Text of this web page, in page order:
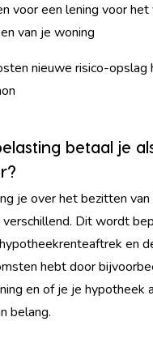
voor een lening voor
van je woning
nieuwe risico-opslag
betaal je
je over het bezitten van
Dit wordt
en
hebt door
en of je je hypotheek
belang.